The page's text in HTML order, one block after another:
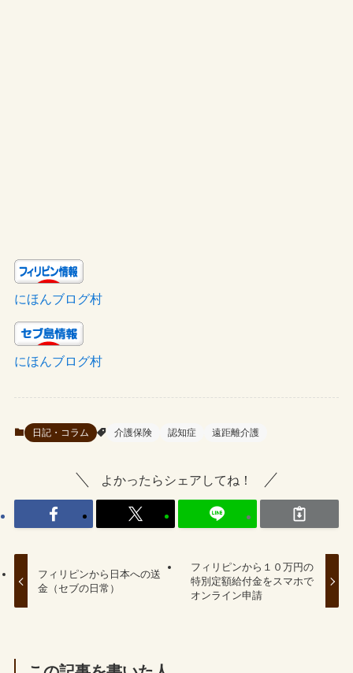
にほんブログ村
にほんブログ村
日記・コラム 介護保険 認知症 遠距離介護
よかったらシェアしてね！
フィリピンから日本への送
金（セブの日常）
フィリピンから１０万円の
特別定額給付金をスマホで
オンライン申請